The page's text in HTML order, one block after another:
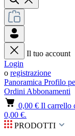
Il tuo account
Login
o registrazione
Panoramica Profilo
Ordini Abbonamenti
0,00 € Il carrello
0,00 €.
PRODOTTI